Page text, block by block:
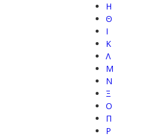
Η
Θ
Ι
Κ
Λ
Μ
Ν
Ξ
Ο
Π
Ρ